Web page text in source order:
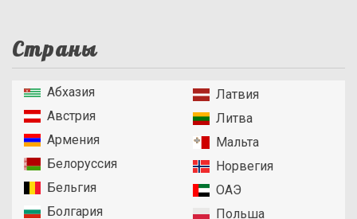
Страны
Абхазия
Австрия
Армения
Белоруссия
Бельгия
Болгария
Латвия
Литва
Мальта
Норвегия
ОАЭ
Польша